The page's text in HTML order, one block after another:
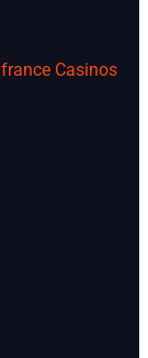
Casinos